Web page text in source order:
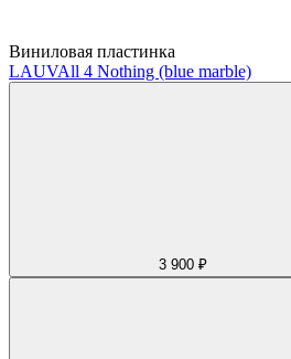
Виниловая пластинка
LAUVAll 4 Nothing (blue marble)
3 900 ₽